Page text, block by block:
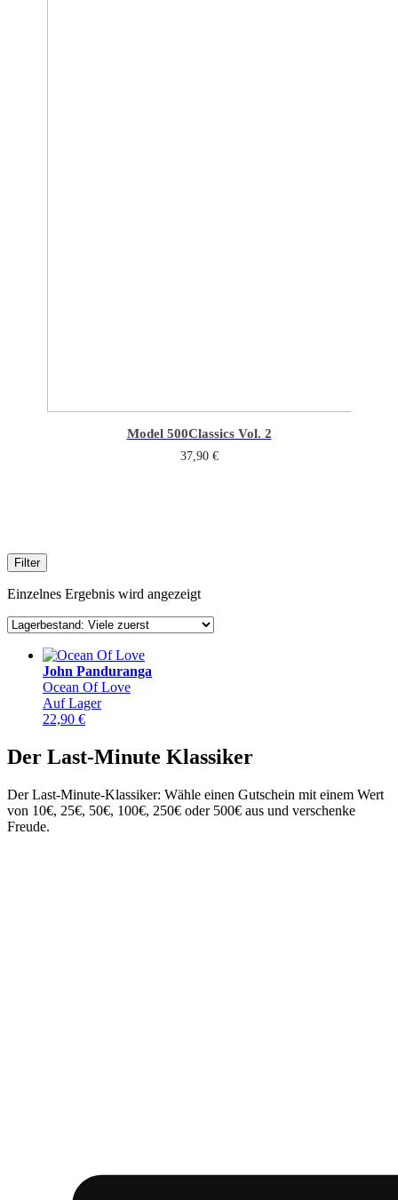
Model 500Classics Vol. 2
37,90 €
Filter
Einzelnes Ergebnis wird angezeigt
John Panduranga
Ocean Of Love
Auf Lager
22,90 €
Der Last-Minute Klassiker
Der Last-Minute-Klassiker: Wähle einen Gutschein mit einem Wert
von 10€, 25€, 50€, 100€, 250€ oder 500€ aus und verschenke
Freude.